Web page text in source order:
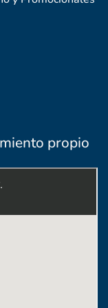
propio